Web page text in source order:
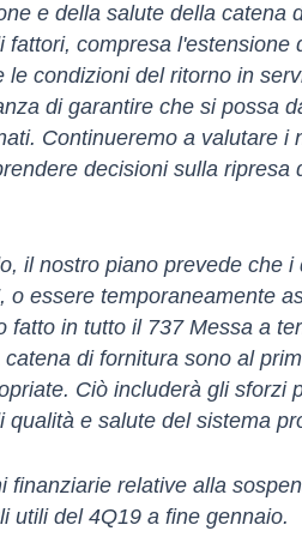
e della salute della catena
fattori, compresa l'estensione
le condizioni del ritorno in
di garantire che si possa
Continueremo a valutare i
decisioni sulla
il nostro piano prevede che
o essere temporaneamente
fatto in tutto il 737 Messa a
di fornitura sono al
Ciò includerà gli sforzi
qualità e salute del sistema
finanziarie relative alla
utili del 4Q19 a fine gennaio.